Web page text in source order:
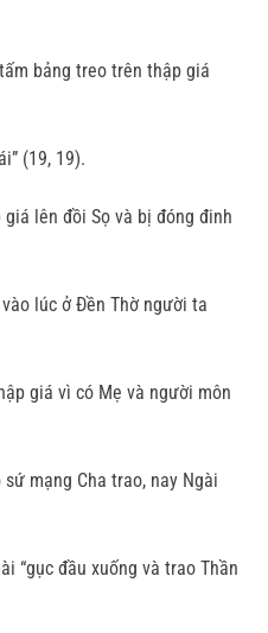
bảng treo trên thập giá
(19, 19).
lên đồi Sọ và bị đóng đinh
lúc ở Đền Thờ người ta
giá vì có Mẹ và người môn
mạng Cha trao, nay Ngài
“gục đầu xuống và trao Thần